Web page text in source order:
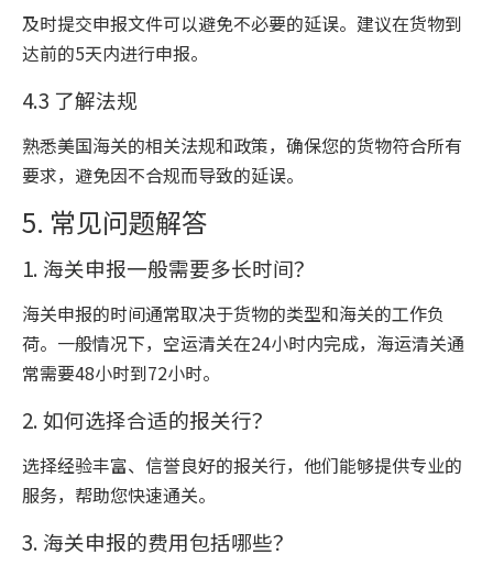
及时提交申报文件可以避免不必要的延误。建议在货物到
达前的5天内进行申报。
4.3 了解法规
熟悉美国海关的相关法规和政策，确保您的货物符合所有
要求，避免因不合规而导致的延误。
5. 常见问题解答
1. 海关申报一般需要多长时间？
海关申报的时间通常取决于货物的类型和海关的工作负
荷。一般情况下，空运清关在24小时内完成，海运清关通
常需要48小时到72小时。
2. 如何选择合适的报关行？
选择经验丰富、信誉良好的报关行，他们能够提供专业的
服务，帮助您快速通关。
3. 海关申报的费用包括哪些？